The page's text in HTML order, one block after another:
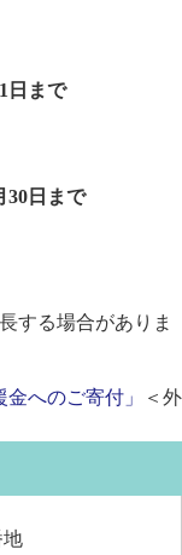
日まで
30日まで
する場合がありま
へのご寄付」
＜外
地